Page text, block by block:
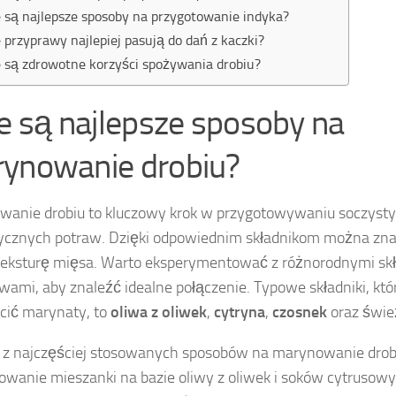
są najlepsze sposoby na przygotowanie indyka?
przyprawy najlepiej pasują do dań z kaczki?
są zdrowotne korzyści spożywania drobiu?
są najlepsze sposoby na
drobiu?
drobiu to kluczowy krok w przygotowywaniu
potraw. Dzięki odpowiednim składnikom można
mięsa. Warto eksperymentować z różnorodnymi
aby znaleźć idealne połączenie. Typowe składniki,
marynaty, tooliwa z oliwek, cytryna, czosnek oraz
z najczęściej stosowanych sposobów na marynowanie
mieszanki na bazie oliwy z oliwek i soków